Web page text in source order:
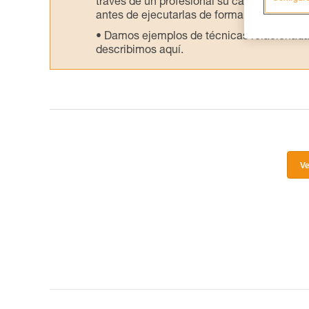
través de un profesional su capacidad
antes de ejecutarlas de forma autónoma.
Damos ejemplos de técnicas
describimos aquí.